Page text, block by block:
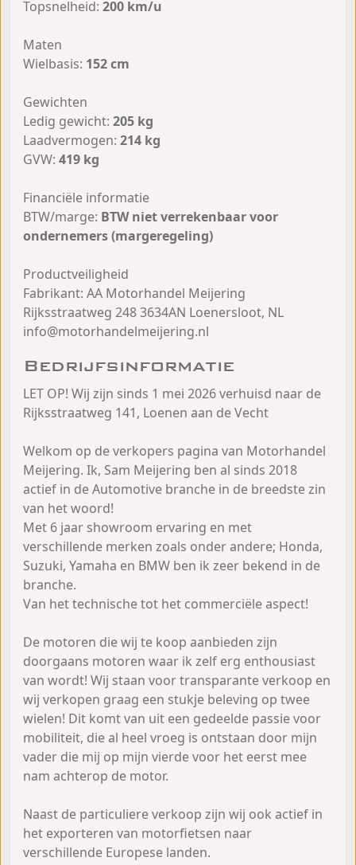
Topsnelheid: 200 km/u
Maten
Wielbasis: 152 cm
Gewichten
Ledig gewicht: 205 kg
Laadvermogen: 214 kg
GVW: 419 kg
Financiële informatie
BTW/marge: BTW niet verrekenbaar voor
ondernemers (margeregeling)
Productveiligheid
Fabrikant: AA Motorhandel Meijering
Rijksstraatweg 248 3634AN Loenersloot, NL
info@motorhandelmeijering.nl
Bedrijfsinformatie
LET OP! Wij zijn sinds 1 mei 2026 verhuisd naar de
Rijksstraatweg 141, Loenen aan de Vecht
Welkom op de verkopers pagina van Motorhandel
Meijering. Ik, Sam Meijering ben al sinds 2018
actief in de Automotive branche in de breedste zin
van het woord!
Met 6 jaar showroom ervaring en met
verschillende merken zoals onder andere; Honda,
Suzuki, Yamaha en BMW ben ik zeer bekend in de
branche.
Van het technische tot het commerciële aspect!
De motoren die wij te koop aanbieden zijn
doorgaans motoren waar ik zelf erg enthousiast
van wordt! Wij staan voor transparante verkoop en
wij verkopen graag een stukje beleving op twee
wielen! Dit komt van uit een gedeelde passie voor
mobiliteit, die al heel vroeg is ontstaan door mijn
vader die mij op mijn vierde voor het eerst mee
nam achterop de motor.
Naast de particuliere verkoop zijn wij ook actief in
het exporteren van motorfietsen naar
verschillende Europese landen.